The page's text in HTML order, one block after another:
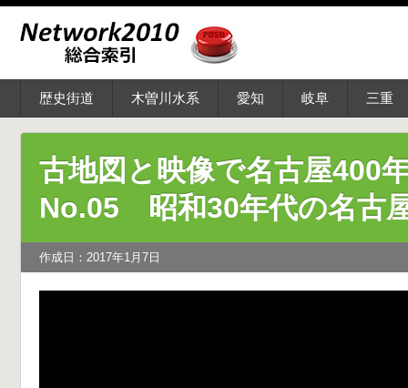
歴史街道 木曽川水系 愛知 岐阜 三重
古地図と映像で名古屋
No.05 昭和30年代の名古
作成日：2017年1月7日